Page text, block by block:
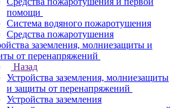
помощи
Система водяного пожаротушения
Средства пожаротушения
заземления, молниезащиты и
от перенапряжений
Назад
Устройства заземления, молниезащиты
и защиты от перенапряжений
Устройства заземления